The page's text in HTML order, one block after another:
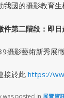
我國的攝影教育生
件第二階段：即
攝影藝術新秀展
接於此 https://
was posted in 展覽資